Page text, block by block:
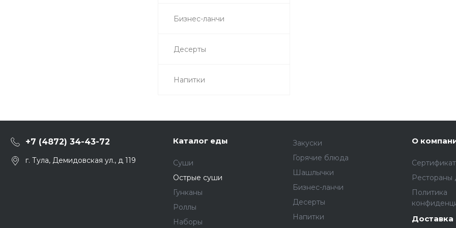
Бизнес-ланчи
Десерты
Напитки
+7 (4872) 34-43-72
г. Тула, Демидовская ул., д 119
Каталог еды
Суши
Острые суши
Гунканы
Роллы
Наборы
Закуски
Горячие блюда
Шашлычки
Бизнес-ланчи
Десерты
Напитки
О
Рестораны
Политика
Доставка